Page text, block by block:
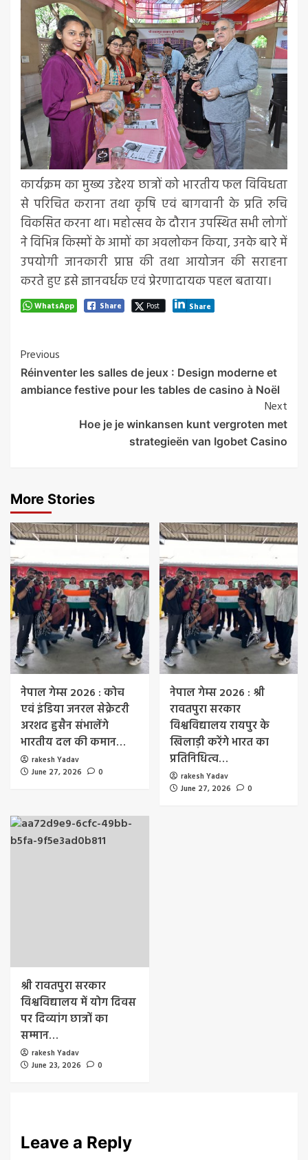
कार्यक्रम का मुख्य उद्देश्य छात्रों को भारतीय फल विविधता
से परिचित कराना तथा कृषि एवं बागवानी के प्रति रुचि
विकसित करना था। महोत्सव के दौरान उपस्थित सभी लोगों
ने विभिन्न किस्मों के आमों का अवलोकन किया, उनके बारे में
उपयोगी जानकारी प्राप्त की तथा आयोजन की सराहना
करते हुए इसे ज्ञानवर्धक एवं प्रेरणादायक पहल बताया।
WhatsApp Share Post Share
Post
Navigation
Previous
Réinventer les salles de jeux : Design moderne et
ambiance festive pour les tables de casino à Noël
Next
Hoe je je winkansen kunt vergroten met
strategieën van Igobet Casino
More Stories
नेपाल गेम्स 2026 : कोच
एवं इंडिया जनरल सेक्रेटरी
अरशद हुसैन संभालेंगे
भारतीय दल की कमान…
rakesh Yadav
June 27, 2026
0
नेपाल गेम्स 2026 : श्री
रावतपुरा सरकार
विश्वविद्यालय रायपुर के
खिलाड़ी करेंगे भारत का
प्रतिनिधित्व…
rakesh Yadav
June 27, 2026
0
श्री रावतपुरा सरकार
विश्वविद्यालय में योग दिवस
पर दिव्यांग छात्रों का
सम्मान…
rakesh Yadav
June 23, 2026
0
Leave a Reply